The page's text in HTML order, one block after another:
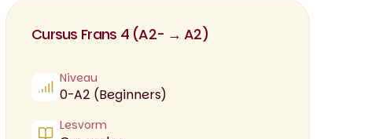
Cursus Frans 4 (A2- → A2)
Niveau
0-A2 (Beginners)
Lesvorm